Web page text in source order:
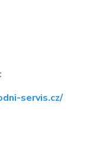
servis.cz/